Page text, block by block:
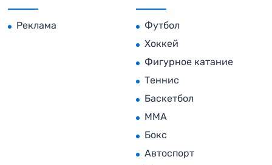
Реклама
Футбол
Хоккей
Фигурное катание
Теннис
Баскетбол
MMA
Бокс
Автоспорт